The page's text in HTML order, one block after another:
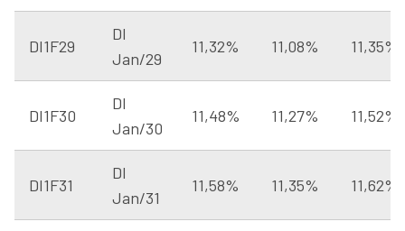
DI1F29
DI
Jan/29
11,32% 11,08% 11,35%
DI1F30
DI
Jan/30
11,48% 11,27% 11,52%
DI1F31
DI
Jan/31
11,58% 11,35% 11,62%